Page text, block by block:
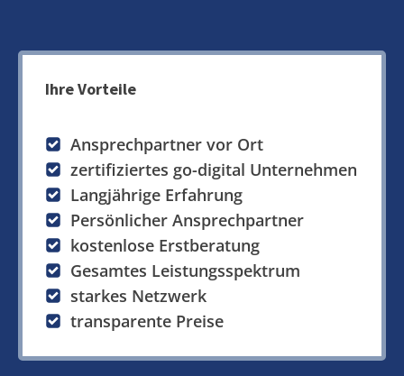
Ihre Vorteile
Ansprechpartner vor Ort
zertifiziertes go-digital Unternehmen
Langjährige Erfahrung
Persönlicher Ansprechpartner
kostenlose Erstberatung
Gesamtes Leistungsspektrum
starkes Netzwerk
transparente Preise